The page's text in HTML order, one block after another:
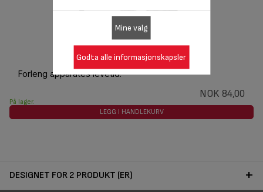
Strømledning TS-01020680
Forleng apparates levetid!
NOK 84,00
På lager.
LEGG I HANDLEKURV
DESIGNET FOR 2 PRODUKT (ER)
Mine valg
Godta alle informasjonskapsler